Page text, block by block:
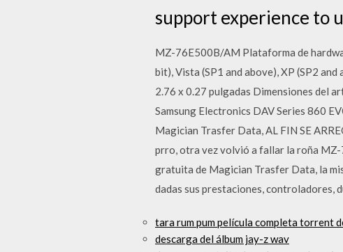
support experience to
MZ-76E500B/AM Plataforma de
bit), Vista (SP1 and above), XP (SP2
2.76 x 0.27 pulgadas Dimensiones del
Samsung Electronics DAV Series 860
Magician Trasfer Data, AL FIN SE
prro, otra vez volvió a fallar la roña MZ-
gratuita de Magician Trasfer Data, la
dadas sus prestaciones, controladores,
tara rum pum película completa torrent
descarga del álbum jay-z wav